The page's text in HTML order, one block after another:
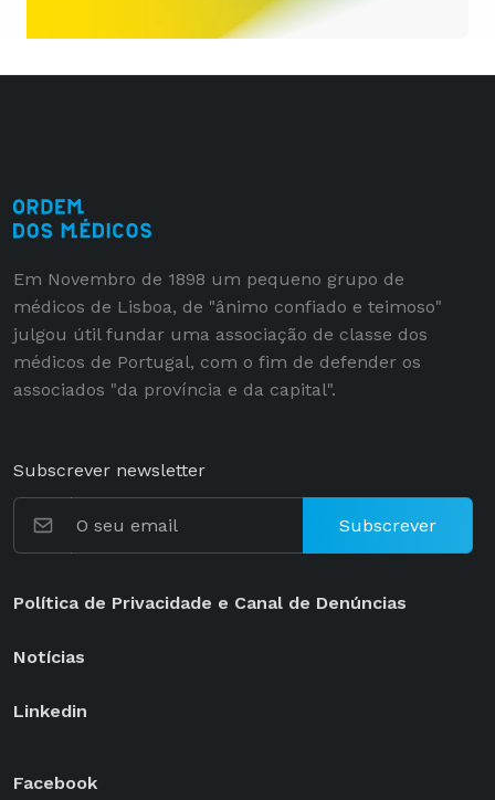
Em Novembro de 1898 um pequeno grupo de
médicos de Lisboa, de "ânimo confiado e teimoso"
julgou útil fundar uma associação de classe dos
médicos de Portugal, com o fim de defender os
associados "da província e da capital".
Subscrever newsletter
Subscrever
Política de Privacidade e Canal de Denúncias
Notícias
Linkedin
Facebook